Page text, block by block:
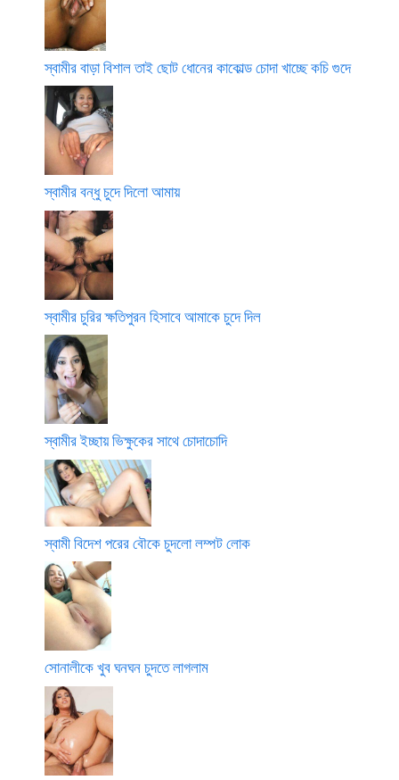
স্বামীর বাড়া বিশাল তাই ছোট ধোনের কাকোল্ড চোদা খাচ্ছে কচি গুদে
স্বামীর বন্ধু চুদে দিলো আমায়
স্বামীর চুরির ক্ষতিপুরন হিসাবে আমাকে চুদে দিল
স্বামীর ইচ্ছায় ভিক্ষুকের সাথে চোদাচোদি
স্বামী বিদেশ পরের বৌকে চুদলো লম্পট লোক
সোনালীকে খুব ঘনঘন চুদতে লাগলাম